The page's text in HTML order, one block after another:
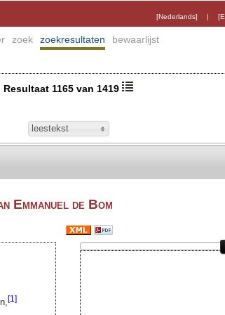
|
[Nederlands]
zoek zoekresultaten bewaarlijst
Resultaat 1165 van 1419
leestekst
de Bom
[1]